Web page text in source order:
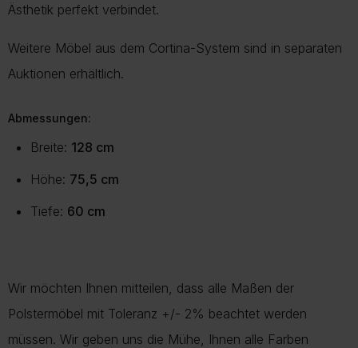
Ästhetik perfekt verbindet.
Weitere Möbel aus dem Cortina-System sind in separaten
Auktionen erhältlich.
Abmessungen:
Breite: 128 cm
Höhe: 75,5 cm
Tiefe: 60 cm
Wir möchten Ihnen mitteilen, dass alle Maßen der
Polstermöbel mit Toleranz +/- 2% beachtet werden
müssen. Wir geben uns die Mühe, Ihnen alle Farben